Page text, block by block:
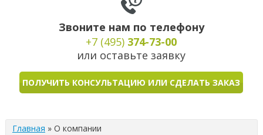
Звоните нам по телефону
+7 (495) 374-73-00
или оставьте заявку
ПОЛУЧИТЬ КОНСУЛЬТАЦИЮ ИЛИ СДЕЛАТЬ ЗАКАЗ
Главная » О компании